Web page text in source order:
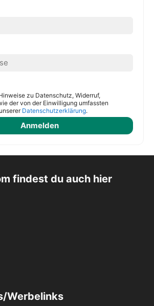
zu Datenschutz, Widerruf,
der von der Einwilligung umfassten
Datenschutzerklärung.
findest du auch hier
Werbelinks